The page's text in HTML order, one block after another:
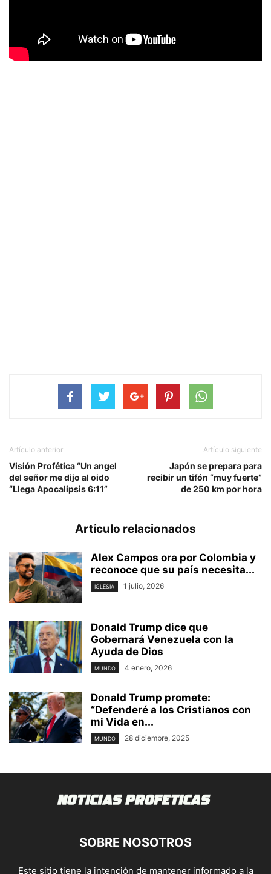
Artículo anterior
Visión Profética “Un angel
del señor me dijo al oido
“Llega Apocalipsis 6:11”
Artículo siguiente
Japón se prepara para
recibir un tifón “muy fuerte”
de 250 km por hora
Artículo relacionados
Alex Campos ora por Colombia y
reconoce que su país necesita...
IGLESIA 1 julio, 2026
Donald Trump dice que
Gobernará Venezuela con la
Ayuda de Dios
MUNDO 4 enero, 2026
Donald Trump promete:
“Defenderé a los Cristianos con
mi Vida en...
MUNDO 28 diciembre, 2025
SOBRE NOSOTROS
Este sitio tiene la intención de mantener informado a la